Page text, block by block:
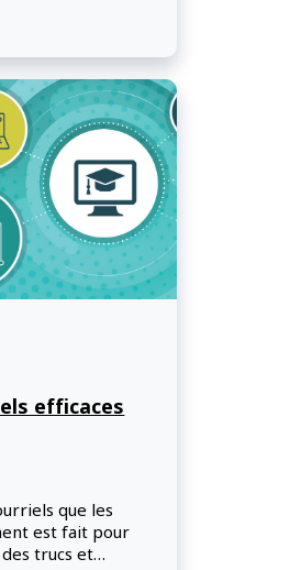
efficaces
que les
est fait pour
trucs et